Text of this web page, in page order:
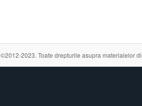
©2012-2023. Toate drepturile asupra materialelor